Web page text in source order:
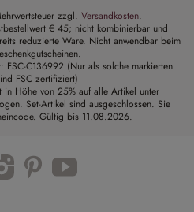
zzgl. Versandkosten.
€ 45; nicht kombinierbar und
reduzierte Ware. Nicht anwendbar beim
FSC-C136992 (Nur als solche markierten
FSC zertifiziert)
in Höhe von 25% auf alle Artikel unter
Set-Artikel sind ausgeschlossen. Sie
Gültig bis 11.08.2026.